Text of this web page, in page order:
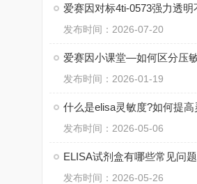
发布时间：2026-07-20
发布时间：2026-01-19
发布时间：2026-05-06
ELISA试剂盒有哪些常见问题
发布时间：2026-05-26